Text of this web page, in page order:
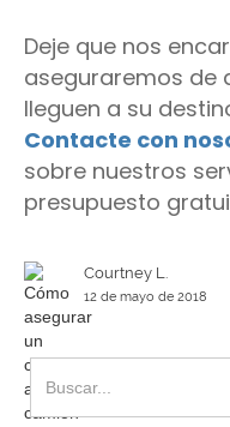
Deje que nos
aseguraremos de
lleguen a su
Contacte con
sobre nuestros
presupuesto
Courtney L.
12 de mayo de 2018